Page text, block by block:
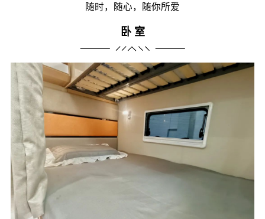
随时，随心，随你所爱
卧 室